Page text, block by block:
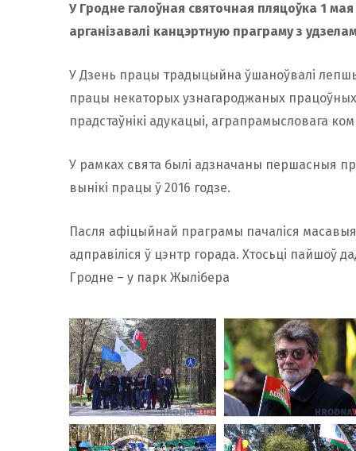
У Гродне галоўная святочная пляцоўка 1
арганізавалі канцэртную праграму з
У Дзень працы традыцыйна ўшаноўвалі
працы некаторых узнагароджаных
прадстаўнікі адукацыі, аграпрамысловага
У рамках свята былі адзначаны першасныя
вынікі працы ў 2016 годзе.
Пасля афіцыйнай праграмы пачаліся
адправіліся ў цэнтр горада. Хтосьцi пайшоў
Гродне – у парк Жылібера